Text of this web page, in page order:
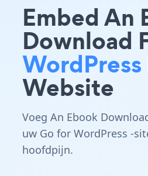
Embed An
Download
WordPress
Website
Voeg An Ebook
uw Go for WordPress -
hoofdpijn.